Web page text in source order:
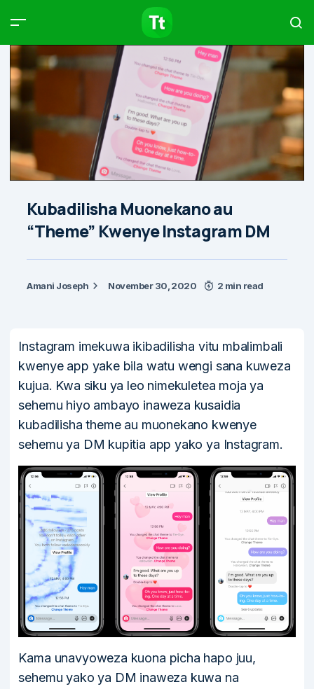
Kubadilisha Muonekano au
“Theme” Kwenye Instagram DM
Amani Joseph November 30, 2020 2 min read
Instagram imekuwa ikibadilisha vitu mbalimbali
kwenye app yake bila watu wengi sana kuweza
kujua. Kwa siku ya leo nimekuletea moja ya
sehemu hiyo ambayo inaweza kusaidia
kubadilisha theme au muonekano kwenye
sehemu ya DM kupitia app yako ya Instagram.
Kama unavyoweza kuona picha hapo juu,
sehemu yako ya DM inaweza kuwa na
Products Articles
Type to start searching…